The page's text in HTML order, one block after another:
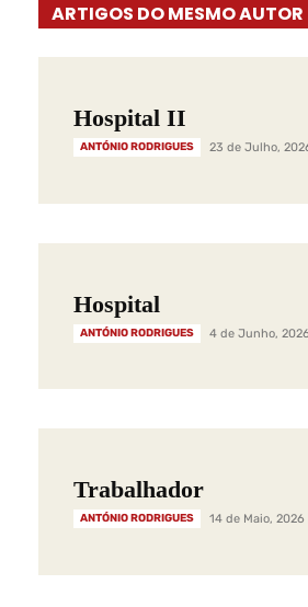
ARTIGOS DO MESMO AUTOR
Hospital II
ANTÓNIO RODRIGUES 23 de Julho,
Hospital
ANTÓNIO RODRIGUES 4 de Junho,
Trabalhador
ANTÓNIO RODRIGUES 14 de Maio, 2026